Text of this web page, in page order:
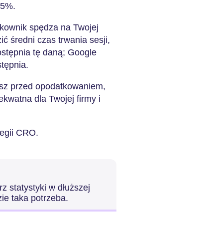
spędza na Twojej
średni czas trwania sesji,
tę daną; Google
przed opodatkowaniem,
dla Twojej firmy i
CRO.
statystyki w dłuższej
taka potrzeba.